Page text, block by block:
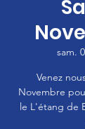
sam.
Venez
Novembre
le L'étang de